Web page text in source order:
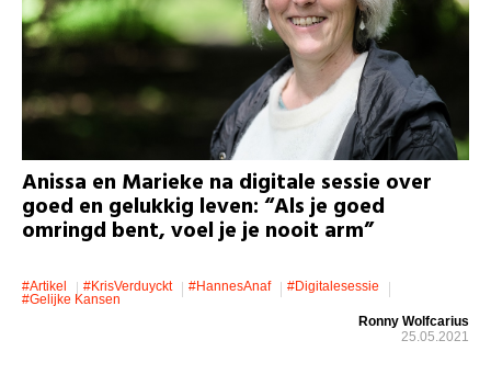
Anissa en Marieke na digitale sessie over
goed en gelukkig leven: “Als je goed
omringd bent, voel je je nooit arm”
#artikel #KrisVerduyckt #HannesAnaf
#Digitalesessie
#gelijke Kansen
Ronny Wolfcarius
25.05.2021